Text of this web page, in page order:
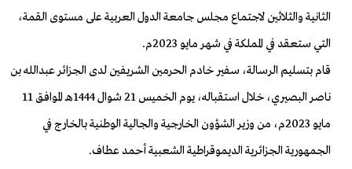
الثانية والثلاثين لاجتماع مجلس جامعة الدول العربية على مستوى القمة،
التي ستعقد في المملكة في شهر مايو 2023م.
قام بتسليم الرسالة، سفير خادم الحرمين الشريفين لدى الجزائر عبدالله بن
ناصر البصيري، خلال استقباله، يوم الخميس 21 شوال 1444هـ الموافق 11
مايو 2023م، من وزير الشؤون الخارجية والجالية الوطنية بالخارج في
الجمهورية الجزائرية الديموقراطية الشعبية أحمد عطاف.